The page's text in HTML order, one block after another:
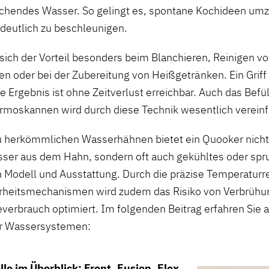
Wasser. So gelingt es, spontane Kochideen
zu beschleunigen.
der Vorteil besonders beim Blanchieren, Reinigen
oder bei der Zubereitung von Heißgetränken. Ein
Ergebnis ist ohne Zeitverlust erreichbar. Auch das
wird durch diese Technik wesentlich
herkömmlichen Wasserhähnen bietet ein Quooker
aus dem Hahn, sondern oft auch gekühltes oder
Modell und Ausstattung. Durch die präzise
wird zudem das Risiko von
optimiert. Im folgenden Beitrag erfahren Sie
Wassersystemen: